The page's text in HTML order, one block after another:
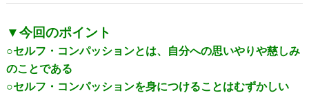
▼今回のポイント
○セルフ・コンパッションとは、自分への思いやりや慈しみ
のことである
○セルフ・コンパッションを身につけることはむずかしい